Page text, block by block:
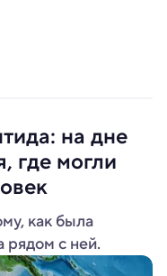
на дне
где могли
как была
рядом с ней.